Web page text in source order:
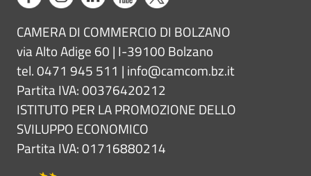
CAMERA DI COMMERCIO DI BOLZANO
via Alto Adige 60 | I-39100 Bolzano
tel. 0471 945 511 | info@camcom.bz.it
Partita IVA: 00376420212
ISTITUTO PER LA PROMOZIONE DELLO
SVILUPPO ECONOMICO
Partita IVA: 01716880214